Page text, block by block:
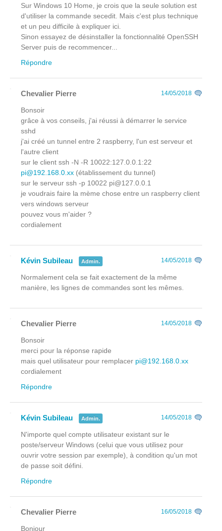
Sur Windows 10 Home, je crois que la seule solution est
d'utiliser la commande secedit. Mais c'est plus technique
et un peu difficile à expliquer ici.
Sinon essayez de désinstaller la fonctionnalité OpenSSH
Server puis de recommencer...
Répondre
Chevalier Pierre 14/05/2018
Bonsoir
grâce à vos conseils, j'ai réussi à démarrer le service
sshd
j'ai créé un tunnel entre 2 raspberry, l'un est serveur et
l'autre client
sur le client ssh -N -R 10022:127.0.0.1:22
pi@192.168.0.xx (établissement du tunnel)
sur le serveur ssh -p 10022 pi@127.0.0.1
je voudrais faire la mème chose entre un raspberry client
vers windows serveur
pouvez vous m'aider ?
cordialement
Kévin Subileau Admin. 14/05/2018
Normalement cela se fait exactement de la même
manière, les lignes de commandes sont les mêmes.
Chevalier Pierre 14/05/2018
Bonsoir
merci pour la réponse rapide
mais quel utilisateur pour remplacer pi@192.168.0.xx
cordialement
Répondre
Kévin Subileau Admin. 14/05/2018
N'importe quel compte utilisateur existant sur le
poste/serveur Windows (celui que vous utilisez pour
ouvrir votre session par exemple), à condition qu'un mot
de passe soit défini.
Répondre
Chevalier Pierre 16/05/2018
Bonjour